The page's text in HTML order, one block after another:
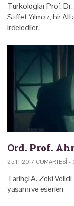
Türkologlar Prof.
Saffet Yılmaz, bir
irdelediler.
Ord. Prof.
25.11.2017 CUMARTESI -
Tarihçi A. Zeki
yaşamı ve eserleri